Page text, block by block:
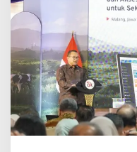
a
n
i
s
t
e
m
E
R
P